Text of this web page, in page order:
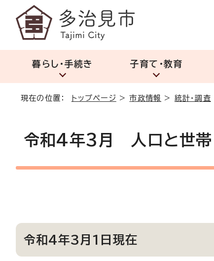
暮らし・手続き 子育て・教育
現在の位置： トップページ >市政情報 > 統計・調査
令和4年3月 人口と世帯
令和4年3月1日現在